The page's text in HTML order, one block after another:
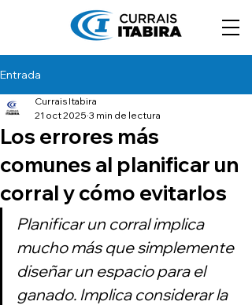
Entrada
Los errores más
comunes al planificar un
corral y cómo evitarlos
Currais Itabira
21 oct 2025 3 min de lectura
Planificar un corral implica
mucho más que simplemente
diseñar un espacio para el
ganado. Implica considerar la